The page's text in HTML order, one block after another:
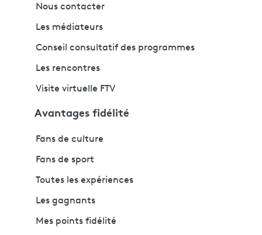
Nous contacter
Les médiateurs
Conseil consultatif des programmes
Les rencontres
Visite virtuelle FTV
Avantages fidélité
Fans de culture
Fans de sport
Toutes les expériences
Les gagnants
Mes points fidélité